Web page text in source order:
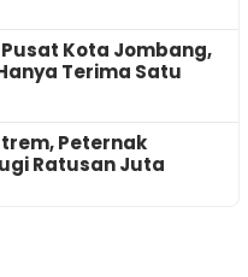
Kota Jombang,
Terima Satu
Peternak
Ratusan Juta